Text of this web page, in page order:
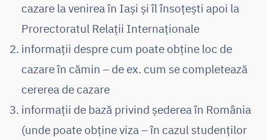
cazare la venirea în Iași și îl însoțești apoi la
Prorectoratul Relații Internaționale
informații despre cum poate obține loc de
cazare în cămin – de ex. cum se completează
cererea de cazare
informații de bază privind șederea în România
(unde poate obține viza – în cazul studenților